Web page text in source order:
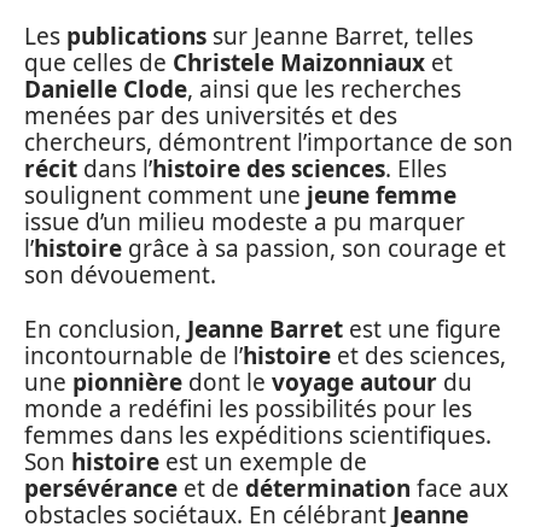
Les publications sur Jeanne Barret, telles
que celles de Christele Maizonniaux et
Danielle Clode, ainsi que les recherches
menées par des universités et des
chercheurs, démontrent l’importance de son
récit dans l’histoire des sciences. Elles
soulignent comment une jeune femme
issue d’un milieu modeste a pu marquer
l’histoire grâce à sa passion, son courage et
son dévouement.
En conclusion, Jeanne Barret est une figure
incontournable de l’histoire et des sciences,
une pionnière dont le voyage autour du
monde a redéfini les possibilités pour les
femmes dans les expéditions scientifiques.
Son histoire est un exemple de
persévérance et de détermination face aux
obstacles sociétaux. En célébrant Jeanne